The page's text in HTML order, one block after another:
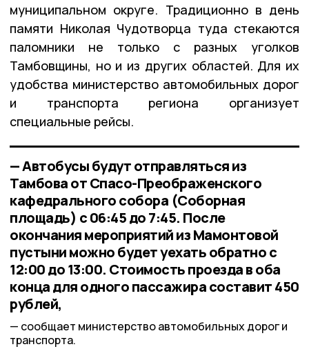
муниципальном округе. Традиционно в день
памяти Николая Чудотворца туда стекаются
паломники не только с разных уголков
Тамбовщины, но и из других областей. Для их
удобства министерство автомобильных дорог
и транспорта региона организует
специальные рейсы.
— Автобусы будут отправляться из
Тамбова от Спасо-Преображенского
кафедрального собора (Соборная
площадь) с 06:45 до 7:45. После
окончания мероприятий из Мамонтовой
пустыни можно будет уехать обратно с
12:00 до 13:00. Стоимость проезда в оба
конца для одного пассажира составит 450
рублей,
сообщает министерство автомобильных дорог и
транспорта.